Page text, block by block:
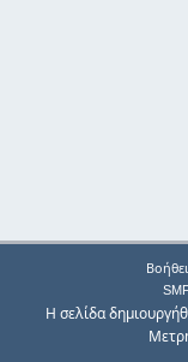
Η σελίδα